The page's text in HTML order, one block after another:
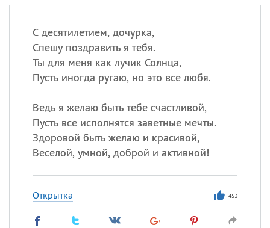
С десятилетием, дочурка,
Спешу поздравить я тебя.
Ты для меня как лучик Солнца,
Пусть иногда ругаю, но это все любя.
Ведь я желаю быть тебе счастливой,
Пусть все исполнятся заветные мечты.
Здоровой быть желаю и красивой,
Веселой, умной, доброй и активной!
Открытка 453